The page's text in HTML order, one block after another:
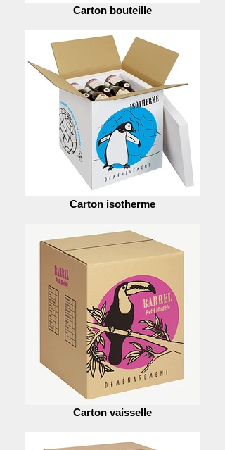
Carton bouteille
Carton isotherme
Carton vaisselle